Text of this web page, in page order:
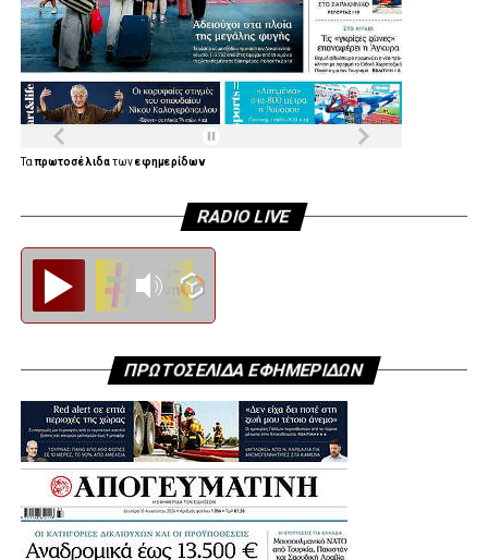
Ταπρωτοσέλιδατωνεφημερίδων
RADIO LIVE
ΠΡΩΤΟΣΕΛΙΔΑ ΕΦΗΜΕΡΙΔΩΝ